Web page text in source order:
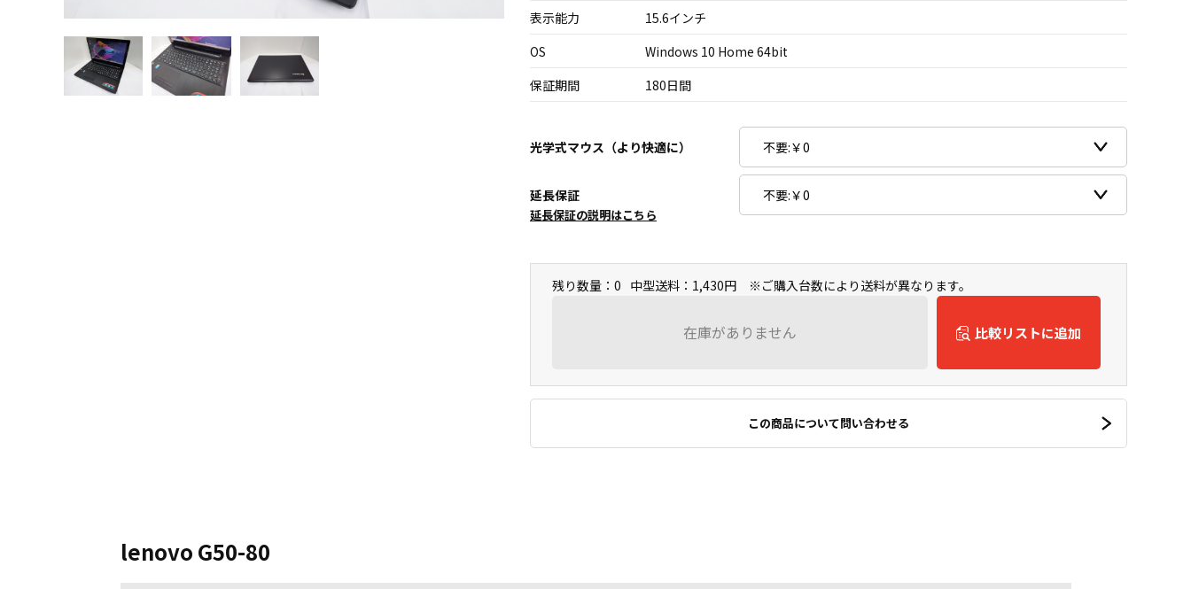
表示能力
15.6インチ
OS
Windows 10 Home 64bit
保証期間
180日間
光学式マウス（より快適に）
延長保証
延長保証の説明はこちら
残り数量：0 中型送料：1,430円 ※ご購入台数により送料が異なります。
在庫がありません 比較リストに追加
この商品について問い合わせる
lenovo G50-80